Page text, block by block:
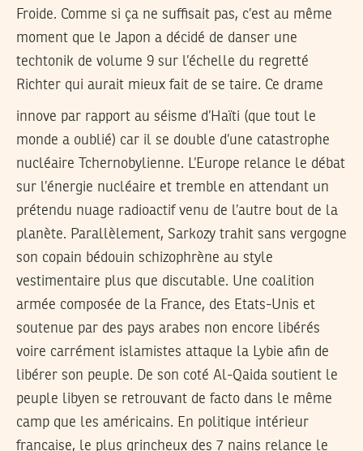
Froide. Comme si ça ne suffisait pas, c’est au même
moment que le Japon a décidé de danser une
techtonik de volume 9 sur l’échelle du regretté
Richter qui aurait mieux fait de se taire. Ce drame
innove par rapport au séisme d’Haïti (que tout le
monde a oublié) car il se double d’une catastrophe
nucléaire Tchernobylienne. L’Europe relance le débat
sur l’énergie nucléaire et tremble en attendant un
prétendu nuage radioactif venu de l’autre bout de la
planète. Parallèlement, Sarkozy trahit sans vergogne
son copain bédouin schizophrène au style
vestimentaire plus que discutable. Une coalition
armée composée de la France, des Etats-Unis et
soutenue par des pays arabes non encore libérés
voire carrément islamistes attaque la Lybie afin de
libérer son peuple. De son coté Al-Qaida soutient le
peuple libyen se retrouvant de facto dans le même
camp que les américains. En politique intérieur
française, le plus grincheux des 7 nains relance le